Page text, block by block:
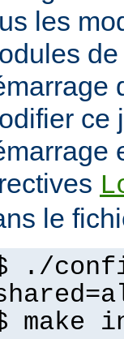
les
ce
le
./
make